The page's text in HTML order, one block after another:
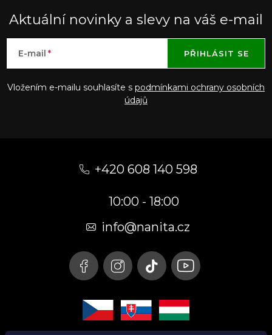
Aktuální novinky a slevy na váš e-mail
E-mail
Vložením e-mailu souhlasíte s podmínkami ochrany osobních
údajů
PŘIHLÁSIT SE
+420 608 140 598
10:00 - 18:00
info@nanita.cz